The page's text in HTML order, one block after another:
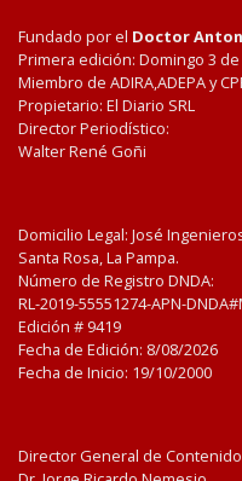
Fundado por el Doctor
Primera edición: Domingo 3
Miembro de ADIRA,ADEPA y
Propietario: El Diario SRL
Director Periodístico:
Walter René Goñi
Domicilio Legal: José
Santa Rosa, La Pampa.
Número de Registro DNDA:
RL-2019-55551274-APN-
Edición # 9419
Fecha de Edición: 8/08/2026
Fecha de Inicio: 19/10/2000
Director General de